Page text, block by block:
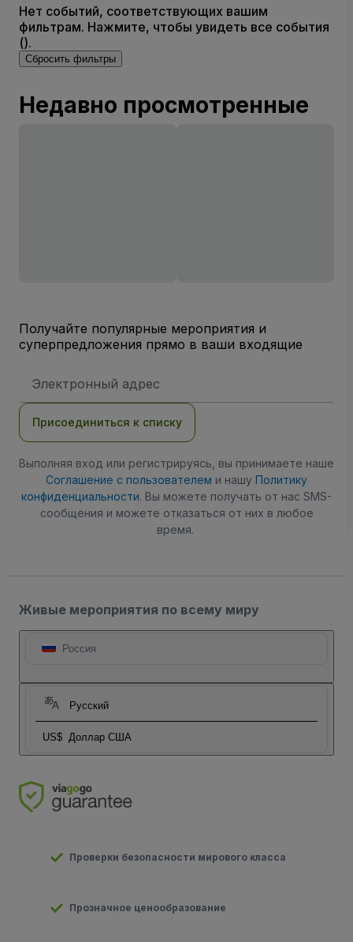
Нет событий, соответствующих вашим
фильтрам. Нажмите, чтобы увидеть все события
().
Сбросить фильтры
Недавно просмотренные
Получайте популярные мероприятия и
суперпредложения прямо в ваши входящие
электронной
Присоединиться к списку
Выполняя вход или регистрируясь, вы принимаете наше
Соглашение с пользователем и нашу Политику
конфиденциальности. Вы можете получать от нас SMS-
сообщения и можете отказаться от них в любое
время.
Живые мероприятия по всему миру
Россия
Русский
US$ Доллар США
Проверки безопасности мирового класса
Прозначное ценообразование